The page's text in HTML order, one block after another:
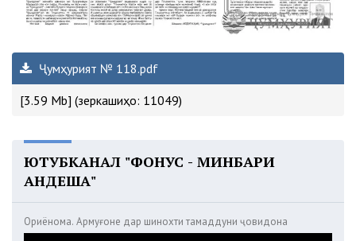
Ҷумҳурият № 118.pdf
[3.59 Mb] (зеркашиҳо: 11049)
ЮТУБКАНАЛ "ФОНУС - МИНБАРИ
АНДЕША"
Ориёнома. Армуғоне дар шинохти тамаддуни ҷовидона